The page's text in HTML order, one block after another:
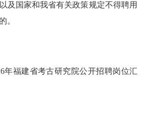
及国家和我省有关政策规定不得聘用
。
年福建省考古研究院公开招聘岗位汇